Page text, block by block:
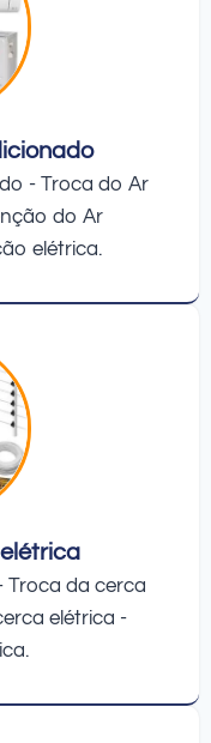
- Troca do Ar
do Ar
elétrica.
Troca da cerca
elétrica -